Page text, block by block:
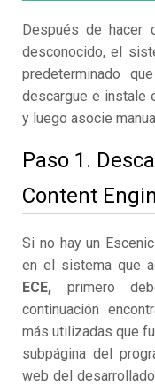
Después de hacer
desconocido, el
predeterminado
descargue e instale
y luego asocie
Paso 1.
Content
Si no hay un
en el sistema que
ECE, primero
continuación
más utilizadas que
subpágina del
web del